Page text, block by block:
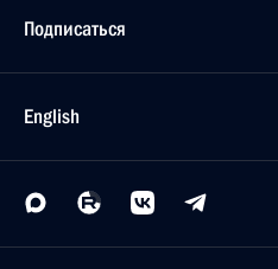
Подписаться
English